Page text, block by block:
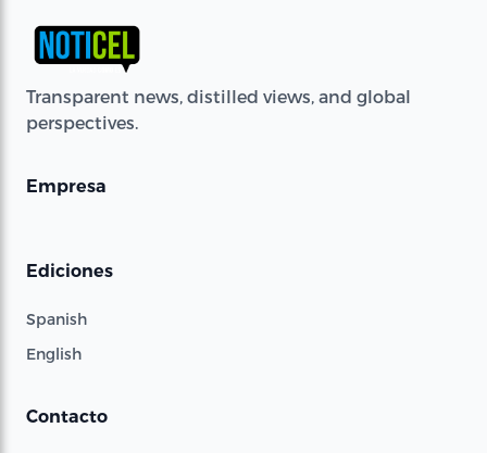
Transparent news, distilled views, and global
perspectives.
Empresa
Ediciones
Spanish
English
Contacto